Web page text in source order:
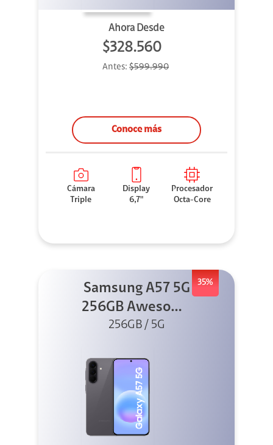
Ahora Desde
$328.560
Antes: $599.990
Conoce más
Cámara
Triple
Display
6,7"
Procesador
Octa-Core
35%
Samsung A57 5G
256GB Awesome
Gray
256GB / 5G